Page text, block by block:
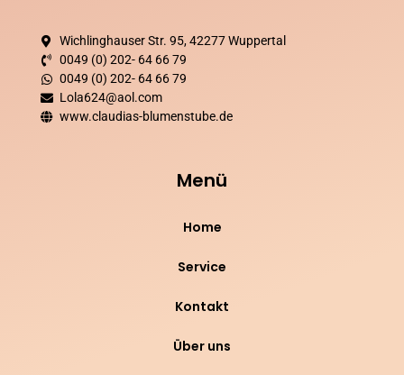
Wichlinghauser Str. 95, 42277 Wuppertal
0049 (0) 202- 64 66 79
0049 (0) 202- 64 66 79
Lola624@aol.com
www.claudias-blumenstube.de
Menü
Home
Service
Kontakt
Über uns